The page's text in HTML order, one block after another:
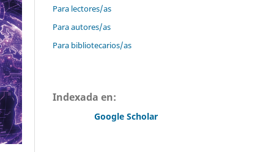
Para lectores/as
Para autores/as
Para bibliotecarios/as
Indexada en:
Google Scholar